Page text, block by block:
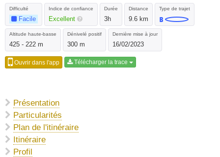
Difficulté
Facile
Indice de confiance
Excellent
Durée
3h
Distance
9.6 km
Type de trajet
Altitude haute-basse
425 - 222 m
Dénivelé positif
300 m
Dernière mise à jour
16/02/2023
Ouvrir dans l'app Télécharger la trace
Présentation
Particularités
Plan de l'itinéraire
Itinéraire
Profil